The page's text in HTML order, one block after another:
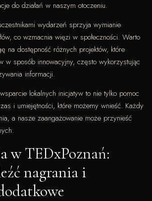
do działań w naszym otoczeniu.
wydarzeń sprzyja wymianie
co wzmacnia więzi w społeczności. Warto
na dostępność różnych projektów, które
w sposób innowacyjny, często wykorzystując
informacji.
lokalnych inicjatyw to nie tylko pomoc
i umiejętności, które możemy wnieść. Każdy
a nasze zaangażowanie może przynieść
w TEDxPoznań:
nagrania i